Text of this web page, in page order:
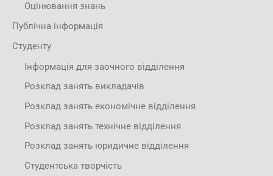
Оцінювання знань
Публічна інформація
Студенту
Інформація для заочного відділення
Розклад занять викладачів
Розклад занять економічне відділення
Розклад занять технічне відділення
Розклад занять юридичне відділення
Студентська творчість